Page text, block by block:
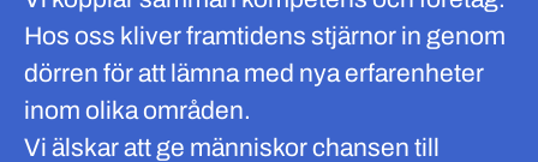
Hos oss kliver framtidens stjärnor in genom
dörren för att lämna med nya erfarenheter
inom olika områden.
Vi älskar att ge människor chansen till